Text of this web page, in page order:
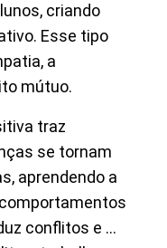
criando
Esse tipo
a
mútuo.
traz
se tornam
aprendendo a
conflitos e …